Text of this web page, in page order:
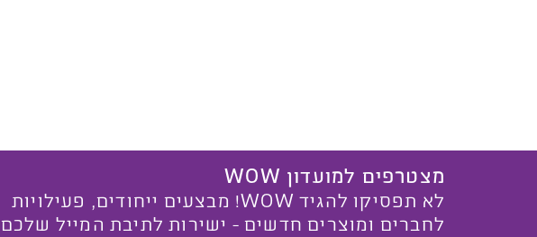
מצטרפים למועדון WOW
לא תפסיקו להגיד WOW! מבצעים ייחודים, פעילויות
לחברים ומוצרים חדשים - ישירות לתיבת המייל שלכם